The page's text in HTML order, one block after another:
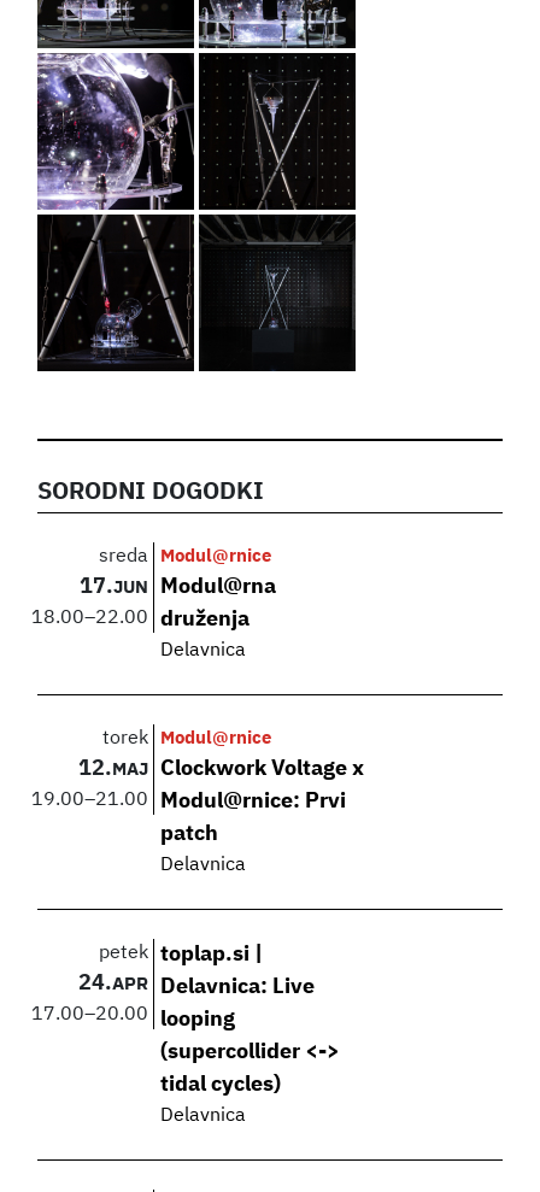
SORODNI DOGODKI
sreda
17.JUN
18.00–22.00
Modul@rnice
Modul@rna
druženja
Delavnica
torek
12. MAJ
19.00–21.00
Modul@rnice
Clockwork Voltage x
Modul@rnice: Prvi
patch
Delavnica
petek
24.APR
17.00–20.00
toplap.si |
Delavnica: Live
looping
(supercollider <->
tidal cycles)
Delavnica